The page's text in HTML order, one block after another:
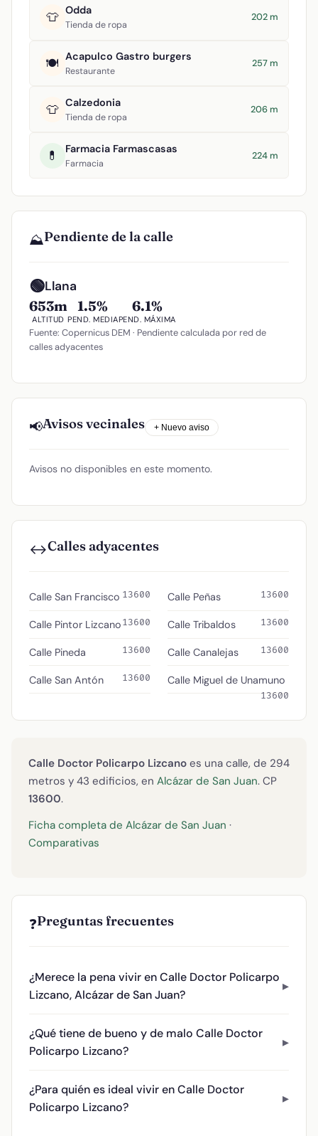
👕 Odda
Tienda de ropa
202 m
🍽️ Acapulco Gastro burgers
Restaurante
257 m
👕 Calzedonia
Tienda de ropa
206 m
💊 Farmacia Farmascasas
Farmacia
224 m
⛰️Pendiente de la calle
🟢Llana
653m
ALTITUD
1.5%
PEND. MEDIA
6.1%
PEND. MÁXIMA
Fuente: Copernicus DEM · Pendiente calculada por red de
calles adyacentes
📢Avisos vecinales + Nuevo aviso
Avisos no disponibles en este momento.
↔️Calles adyacentes
Calle San Francisco 13600
Calle Pintor Lizcano13600
Calle Pineda 13600
Calle San Antón 13600
Calle Peñas 13600
Calle Tribaldos 13600
Calle Canalejas 13600
Calle Miguel de Unamuno
13600
Calle Doctor Policarpo Lizcano es una calle, de 294
metros y 43 edificios, en Alcázar de San Juan. CP
13600.
Ficha completa de Alcázar de San Juan ·
Comparativas
❓Preguntas frecuentes
¿Merece la pena vivir en Calle Doctor Policarpo
Lizcano, Alcázar de San Juan?
¿Qué tiene de bueno y de malo Calle Doctor
Policarpo Lizcano?
¿Para quién es ideal vivir en Calle Doctor
Policarpo Lizcano?